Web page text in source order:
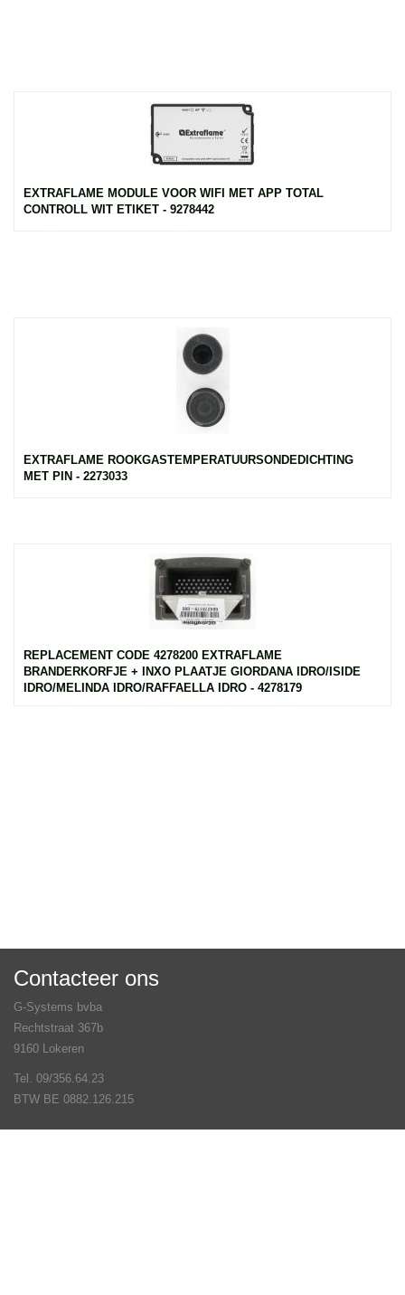
EXTRAFLAME MODULE VOOR WIFI MET APP TOTAL
CONTROLL WIT ETIKET - 9278442
EXTRAFLAME ROOKGASTEMPERATUURSONDEDICHTING
MET PIN - 2273033
REPLACEMENT CODE 4278200 EXTRAFLAME
BRANDERKORFJE + INXO PLAATJE GIORDANA IDRO/ISIDE
IDRO/MELINDA IDRO/RAFFAELLA IDRO - 4278179
Contacteer ons
G-Systems bvba
Rechtstraat 367b
9160 Lokeren
Tel. 09/356.64.23
BTW BE 0882.126.215